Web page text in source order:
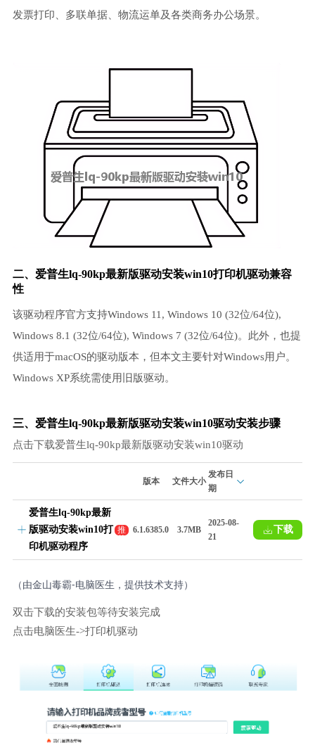
发票打印、多联单据、物流运单及各类商务办公场景。
二、爱普生lq-90kp最新版驱动安装win10打印机驱动兼容
性
该驱动程序官方支持Windows 11, Windows 10 (32位/64位),
Windows 8.1 (32位/64位), Windows 7 (32位/64位)。此外，也提
供适用于macOS的驱动版本，但本文主要针对Windows用户。
Windows XP系统需使用旧版驱动。
三、爱普生lq-90kp最新版驱动安装win10驱动安装步骤
点击下载爱普生lq-90kp最新版驱动安装win10驱动
版本 文件大小
发布日
期
爱普生lq-90kp最新
版驱动安装win10打
印机驱动程序
推
荐
6.1.6385.0 3.7MB
2025-08-
21
下载
（由金山毒霸-电脑医生，提供技术支持）
双击下载的安装包等待安装完成
点击电脑医生->打印机驱动